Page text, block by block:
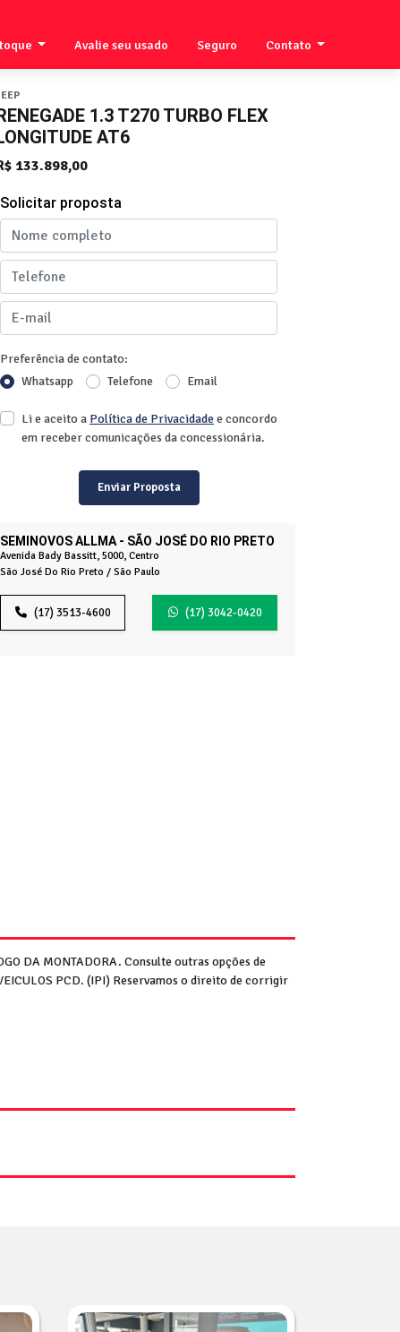
Avalie seu usado Seguro Contato
1.3 T270 TURBO FLEX
AT6
133.898,00
SEMINOVOS ALLMA - SÃO JOSÉ DO RIO PRETO
Avenida Bady Bassitt, 5000, Centro
São José Do Rio Preto / São Paulo
(17) 3513-4600 (17) 3042-0420
Solicitar proposta
Preferência de contato:
Whatsapp
Telefone Email
Li e aceito a Política de Privacidadee concordo
em receber comunicações da concessionária.
Enviar Proposta
DA MONTADORA. Consulte outras opções de
PCD. (IPI) Reservamos o direito de corrigir